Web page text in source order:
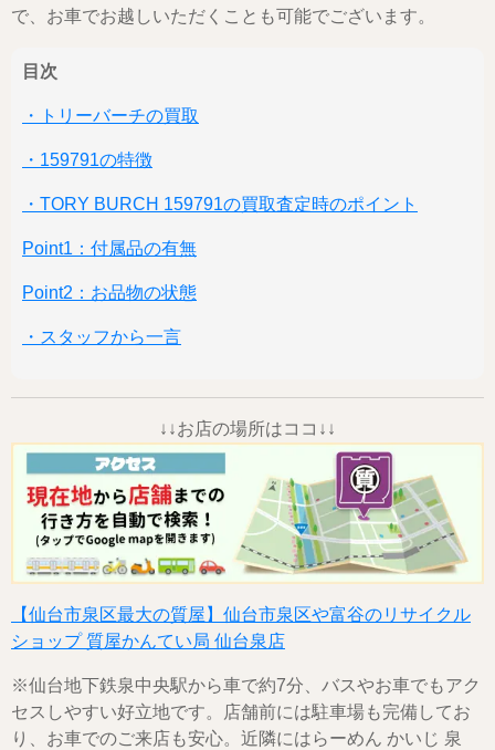
で、お車でお越しいただくことも可能でございます。
目次
・トリーバーチの買取
・159791の特徴
・TORY BURCH 159791の買取査定時のポイント
Point1：付属品の有無
Point2：お品物の状態
・スタッフから一言
↓↓お店の場所はココ↓↓
【仙台市泉区最大の質屋】仙台市泉区や富谷のリサイクル
ショップ 質屋かんてい局 仙台泉店
※仙台地下鉄泉中央駅から車で約7分、バスやお車でもアク
セスしやすい好立地です。店舗前には駐車場も完備してお
り、お車でのご来店も安心。近隣にはらーめん かいじ 泉